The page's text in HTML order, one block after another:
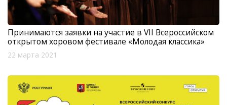
Принимаются заявки на участие в VII Всероссийском
открытом хоровом фестивале «Молодая классика»
22 марта 2021